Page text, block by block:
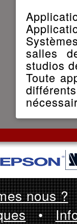
salles
studios
Toute
nous ?
•